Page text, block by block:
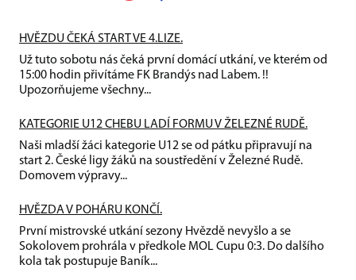
HVĚZDU ČEKÁ START VE 4.LIZE.
Už tuto sobotu nás čeká první domácí utkání, ve kterém od
15:00 hodin přivítáme FK Brandýs nad Labem. !!
Upozorňujeme všechny...
KATEGORIE U12 CHEBU LADÍ FORMU V ŽELEZNÉ RUDĚ.
Naši mladší žáci kategorie U12 se od pátku připravují na
start 2. České ligy žáků na soustředění v Železné Rudě.
Domovem výpravy...
HVĚZDA V POHÁRU KONČÍ.
První mistrovské utkání sezony Hvězdě nevyšlo a se
Sokolovem prohrála v předkole MOL Cupu 0:3. Do dalšího
kola tak postupuje Baník...